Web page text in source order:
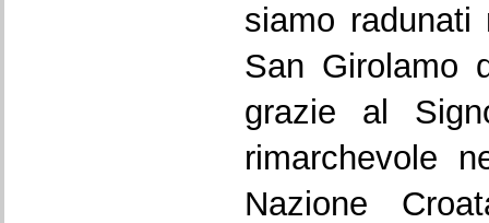
siamo radunati
San Girolamo
grazie al
rimarchevole
Nazione